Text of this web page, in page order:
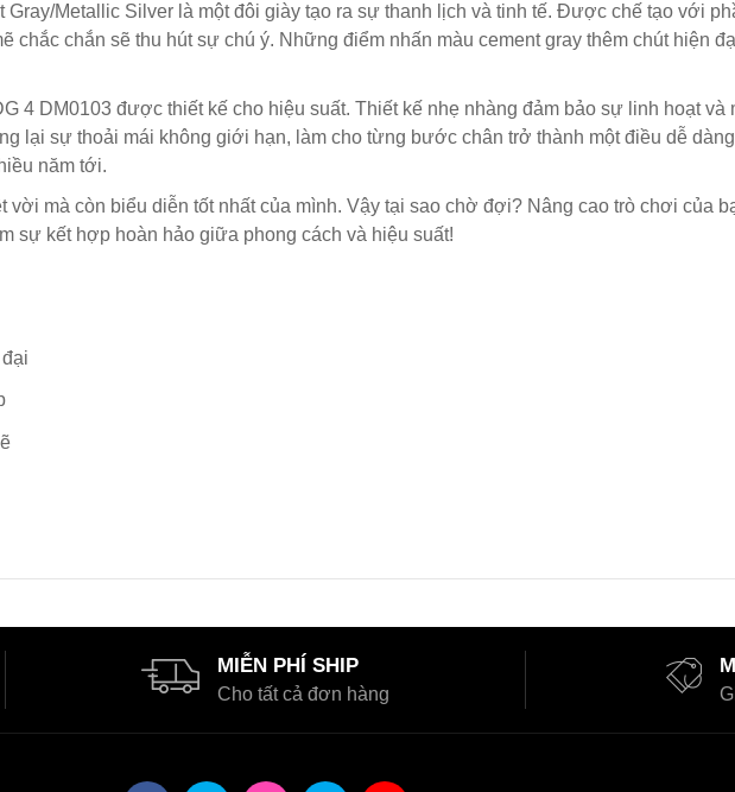
Metallic Silver là một đôi giày tạo ra sự thanh lịch và tinh tế. Được chế tạo với
chắc chắn sẽ thu hút sự chú ý. Những điểm nhấn màu cement gray thêm chút hiện
4 DM0103 được thiết kế cho hiệu suất. Thiết kế nhẹ nhàng đảm bảo sự linh hoạt và
lại sự thoải mái không giới hạn, làm cho từng bước chân trở thành một điều dễ
năm tới.
mà còn biểu diễn tốt nhất của mình. Vậy tại sao chờ đợi? Nâng cao trò chơi của
sự kết hợp hoàn hảo giữa phong cách và hiệu suất!
MIỄN PHÍ SHIP
Cho tất cả đơn hàng